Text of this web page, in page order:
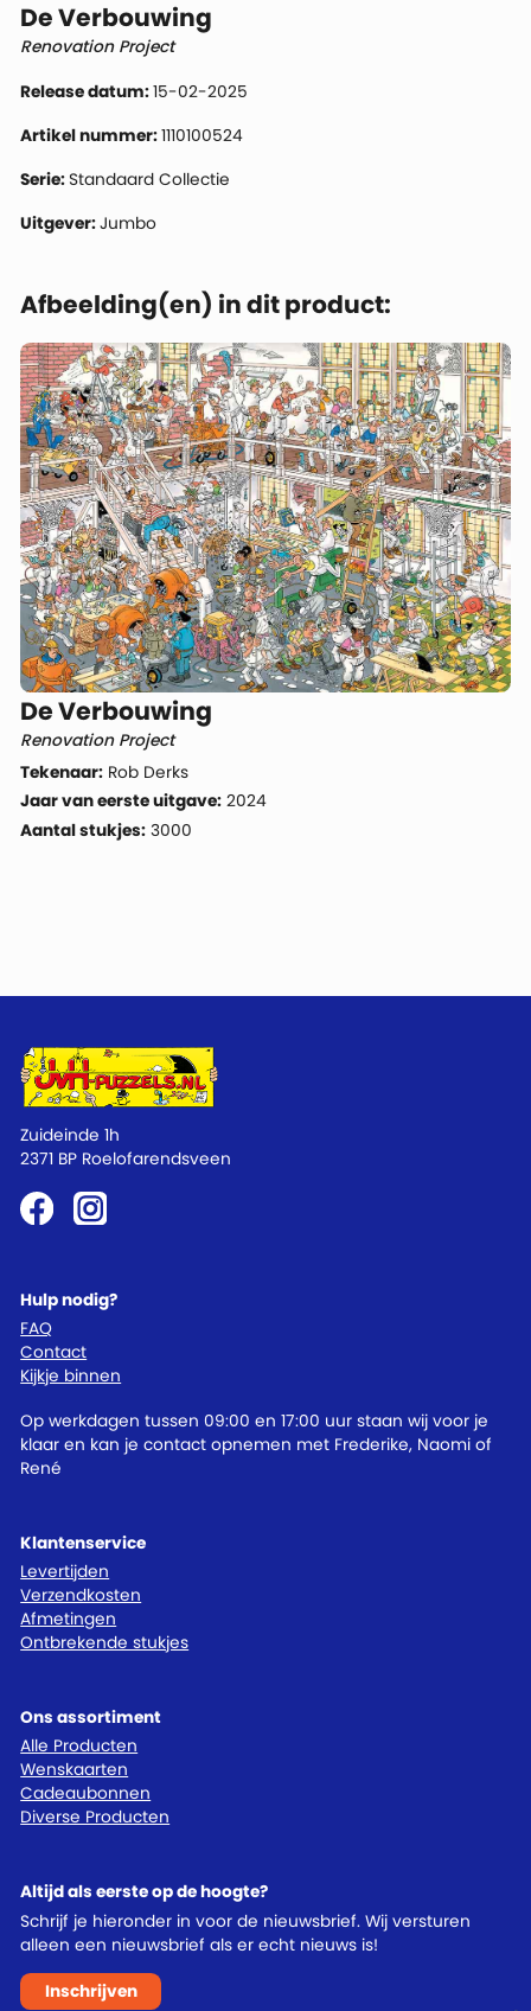
De Verbouwing
Renovation Project
Release datum:15-02-2025
Artikel nummer:1110100524
Serie: Standaard Collectie
Uitgever:Jumbo
Afbeelding(en) in dit product:
De Verbouwing
Renovation Project
Tekenaar: Rob Derks
Jaar van eerste uitgave: 2024
Aantal stukjes: 3000
Klantenservice
Levertijden
Verzendkosten
Afmetingen
Ontbrekende stukjes
Ons assortiment
Alle Producten
Wenskaarten
Cadeaubonnen
Diverse Producten
Hulp nodig?
FAQ
Contact
Kijkje binnen
Op werkdagen tussen 09:00 en 17:00 uur staan wij voor je
klaar en kan je contact opnemen met Frederike, Naomi of
René
Zuideinde 1h
2371 BP Roelofarendsveen
Altijd als eerste op de hoogte?
Schrijf je hieronder in voor de nieuwsbrief. Wij versturen
alleen een nieuwsbrief als er echt nieuws is!
Inschrijven